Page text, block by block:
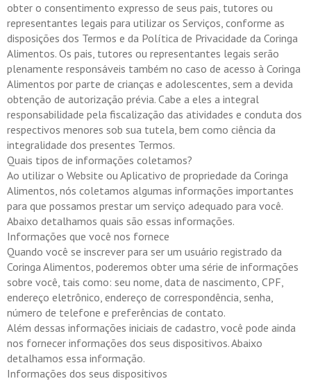
obter o consentimento expresso de seus pais, tutores ou
representantes legais para utilizar os Serviços, conforme as
disposições dos Termos e da Política de Privacidade da Coringa
Alimentos. Os pais, tutores ou representantes legais serão
plenamente responsáveis também no caso de acesso à Coringa
Alimentos por parte de crianças e adolescentes, sem a devida
obtenção de autorização prévia. Cabe a eles a integral
responsabilidade pela fiscalização das atividades e conduta dos
respectivos menores sob sua tutela, bem como ciência da
integralidade dos presentes Termos.
Quais tipos de informações coletamos?
Ao utilizar o Website ou Aplicativo de propriedade da Coringa
Alimentos, nós coletamos algumas informações importantes
para que possamos prestar um serviço adequado para você.
Abaixo detalhamos quais são essas informações.
Informações que você nos fornece
Quando você se inscrever para ser um usuário registrado da
Coringa Alimentos, poderemos obter uma série de informações
sobre você, tais como: seu nome, data de nascimento, CPF,
endereço eletrônico, endereço de correspondência, senha,
número de telefone e preferências de contato.
Além dessas informações iniciais de cadastro, você pode ainda
nos fornecer informações dos seus dispositivos. Abaixo
detalhamos essa informação.
Informações dos seus dispositivos